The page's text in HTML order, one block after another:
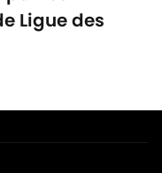
Ligue des